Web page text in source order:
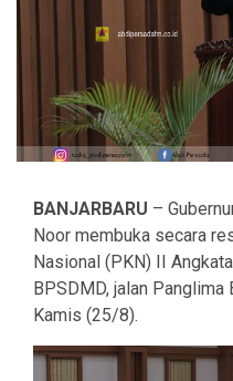
BANJARBARU –
Noor membuka secara
Nasional (PKN) II
BPSDMD, jalan Panglima
Kamis (25/8).